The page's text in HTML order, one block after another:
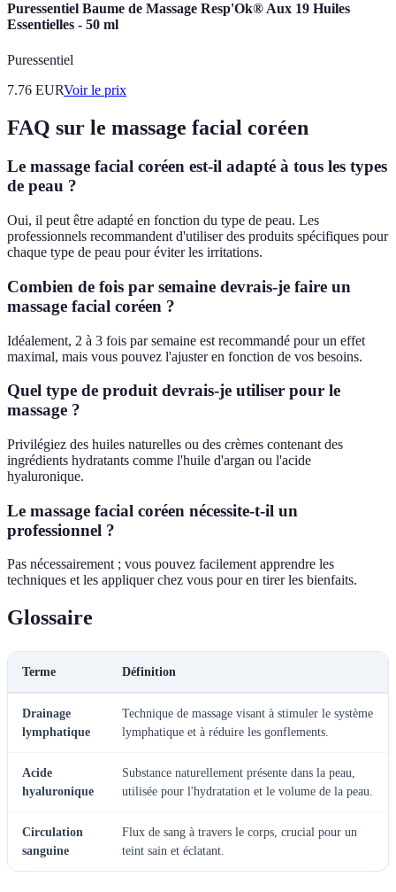
Puressentiel Baume de Massage Resp'Ok® Aux 19 Huiles
Essentielles - 50 ml
Puressentiel
7.76 EURVoir le prix
FAQ sur le massage facial coréen
Le massage facial coréen est-il adapté à tous les types
de peau ?
Oui, il peut être adapté en fonction du type de peau. Les
professionnels recommandent d'utiliser des produits spécifiques pour
chaque type de peau pour éviter les irritations.
Combien de fois par semaine devrais-je faire un
massage facial coréen ?
Idéalement, 2 à 3 fois par semaine est recommandé pour un effet
maximal, mais vous pouvez l'ajuster en fonction de vos besoins.
Quel type de produit devrais-je utiliser pour le
massage ?
Privilégiez des huiles naturelles ou des crèmes contenant des
ingrédients hydratants comme l'huile d'argan ou l'acide
hyaluronique.
Le massage facial coréen nécessite-t-il un
professionnel ?
Pas nécessairement ; vous pouvez facilement apprendre les
techniques et les appliquer chez vous pour en tirer les bienfaits.
Glossaire
Terme Définition
Drainage
lymphatique
Technique de massage visant à stimuler le système
lymphatique et à réduire les gonflements.
Acide
hyaluronique
Substance naturellement présente dans la peau,
utilisée pour l'hydratation et le volume de la peau.
Circulation
sanguine
Flux de sang à travers le corps, crucial pour un
teint sain et éclatant.